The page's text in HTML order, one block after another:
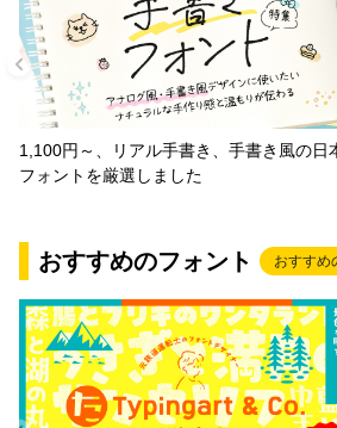
1,100円～、リアル手書き、手書き風の日
フォントを厳選しました
おすすめのフォント おすすめ